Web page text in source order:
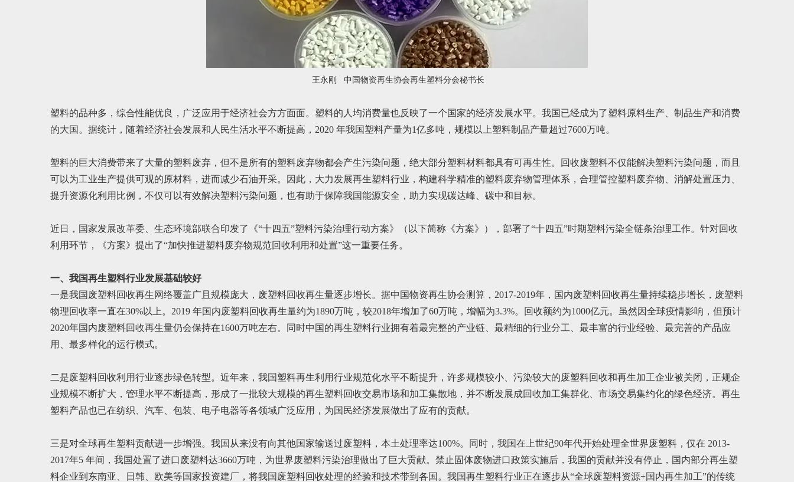
王永刚 中国物资再生协会再生塑料分会秘书长
塑料的品种多，综合性能优良，广泛应用于经济社会方方面面。塑料的人均消费量也反映了一个国家的经济发展水平。我国已经成为了塑料原料生产、制品生产和消费
的大国。据统计，随着经济社会发展和人民生活水平不断提高，2020 年我国塑料产量为1亿多吨，规模以上塑料制品产量超过7600万吨。
塑料的巨大消费带来了大量的塑料废弃，但不是所有的塑料废弃物都会产生污染问题，绝大部分塑料材料都具有可再生性。回收废塑料不仅能解决塑料污染问题，而且
可以为工业生产提供可观的原材料，进而减少石油开采。因此，大力发展再生塑料行业，构建科学精准的塑料废弃物管理体系，合理管控塑料废弃物、消解处置压力、
提升资源化利用比例，不仅可以有效解决塑料污染问题，也有助于保障我国能源安全，助力实现碳达峰、碳中和目标。
近日，国家发展改革委、生态环境部联合印发了《“十四五”塑料污染治理行动方案》（以下简称《方案》），部署了“十四五”时期塑料污染全链条治理工作。针对回收
利用环节，《方案》提出了“加快推进塑料废弃物规范回收利用和处置”这一重要任务。
一、我国再生塑料行业发展基础较好
一是我国废塑料回收再生网络覆盖广且规模庞大，废塑料回收再生量逐步增长。据中国物资再生协会测算，2017-2019年，国内废塑料回收再生量持续稳步增长，废塑料
物理回收率一直在30%以上。2019 年国内废塑料回收再生量约为1890万吨，较2018年增加了60万吨，增幅为3.3%。回收额约为1000亿元。虽然因全球疫情影响，但预计
2020年国内废塑料回收再生量仍会保持在1600万吨左右。同时中国的再生塑料行业拥有着最完整的产业链、最精细的行业分工、最丰富的行业经验、最完善的产品应
用、最多样化的运行模式。
二是废塑料回收利用行业逐步绿色转型。近年来，我国塑料再生利用行业规范化水平不断提升，许多规模较小、污染较大的废塑料回收和再生加工企业被关闭，正规企
业规模不断扩大，管理水平不断提高，形成了一批较大规模的再生塑料回收交易市场和加工集散地，并不断发展成回收加工集群化、市场交易集约化的绿色经济。再生
塑料产品也已在纺织、汽车、包装、电子电器等各领域广泛应用，为国民经济发展做出了应有的贡献。
三是对全球再生塑料贡献进一步增强。我国从来没有向其他国家输送过废塑料，本土处理率达100%。同时，我国在上世纪90年代开始处理全世界废塑料，仅在 2013-
2017年5 年间，我国处置了进口废塑料达3660万吨，为世界废塑料污染治理做出了巨大贡献。禁止固体废物进口政策实施后，我国的贡献并没有停止，国内部分再生塑
料企业到东南亚、日韩、欧美等国家投资建厂，将我国废塑料回收处理的经验和技术带到各国。我国再生塑料行业正在逐步从“全球废塑料资源+国内再生加工”的传统